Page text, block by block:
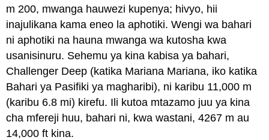
m 200, mwanga hauwezi kupenya; hivyo, hii
inajulikana kama eneo la aphotiki. Wengi wa bahari
ni aphotiki na hauna mwanga wa kutosha kwa
usanisinuru. Sehemu ya kina kabisa ya bahari,
Challenger Deep (katika Mariana Mariana, iko katika
Bahari ya Pasifiki ya magharibi), ni karibu 11,000 m
(karibu 6.8 mi) kirefu. Ili kutoa mtazamo juu ya kina
cha mfereji huu, bahari ni, kwa wastani, 4267 m au
14,000 ft kina.